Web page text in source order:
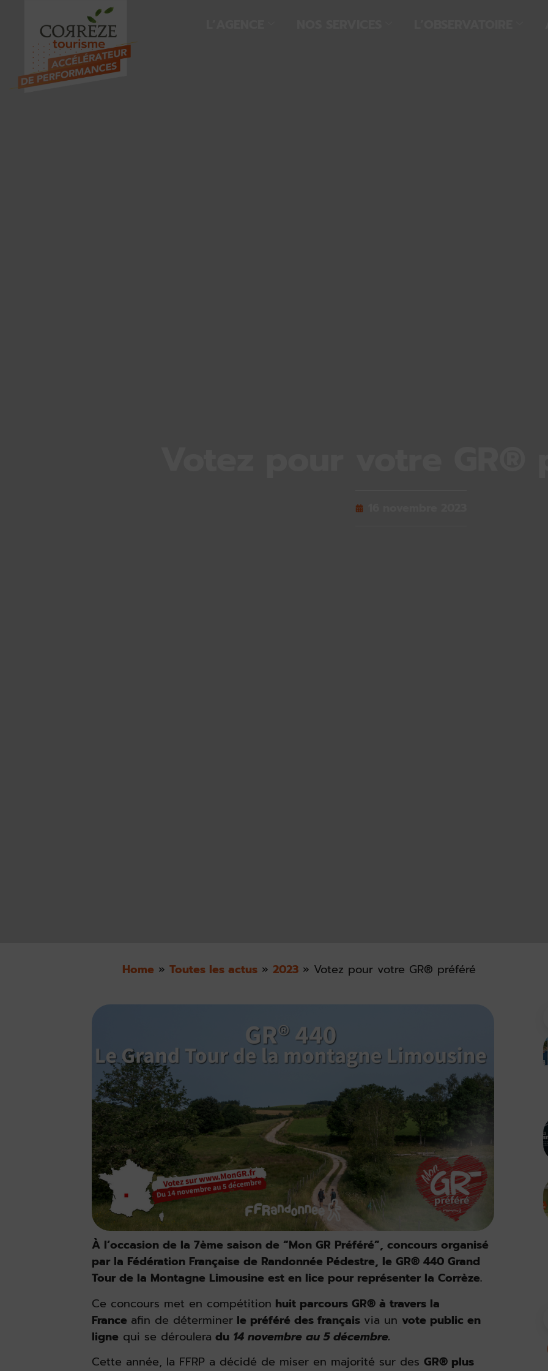
Home » Toutes les actus » 2023 » Votez pour votre GR® préféré
À l’occasion de la 7ème saison de “Mon GR Préféré”, concours organisé
par la Fédération Française de Randonnée Pédestre, le GR® 440 Grand
Tour de la Montagne Limousine est en lice pour représenter la Corrèze.
Ce concours met en compétition huit parcours GR® à travers la
France afin de déterminer le préféré des français via un vote public en
ligne qui se déroulera du 14 novembre au 5 décembre.
Cette année, la FFRP a décidé de miser en majorité sur des GR® plus